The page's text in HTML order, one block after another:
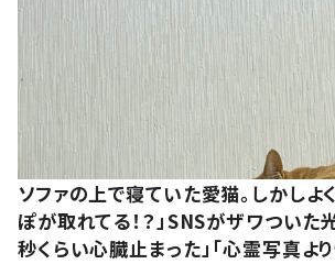
ソファの上で寝ていた愛猫。しかしよ
ぽが取れてる！？」SNSがザワついた光
秒くらい心臓止まった」「心霊写真より